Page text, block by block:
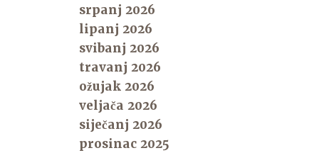
srpanj 2026
lipanj 2026
svibanj 2026
travanj 2026
ožujak 2026
veljača 2026
siječanj 2026
prosinac 2025